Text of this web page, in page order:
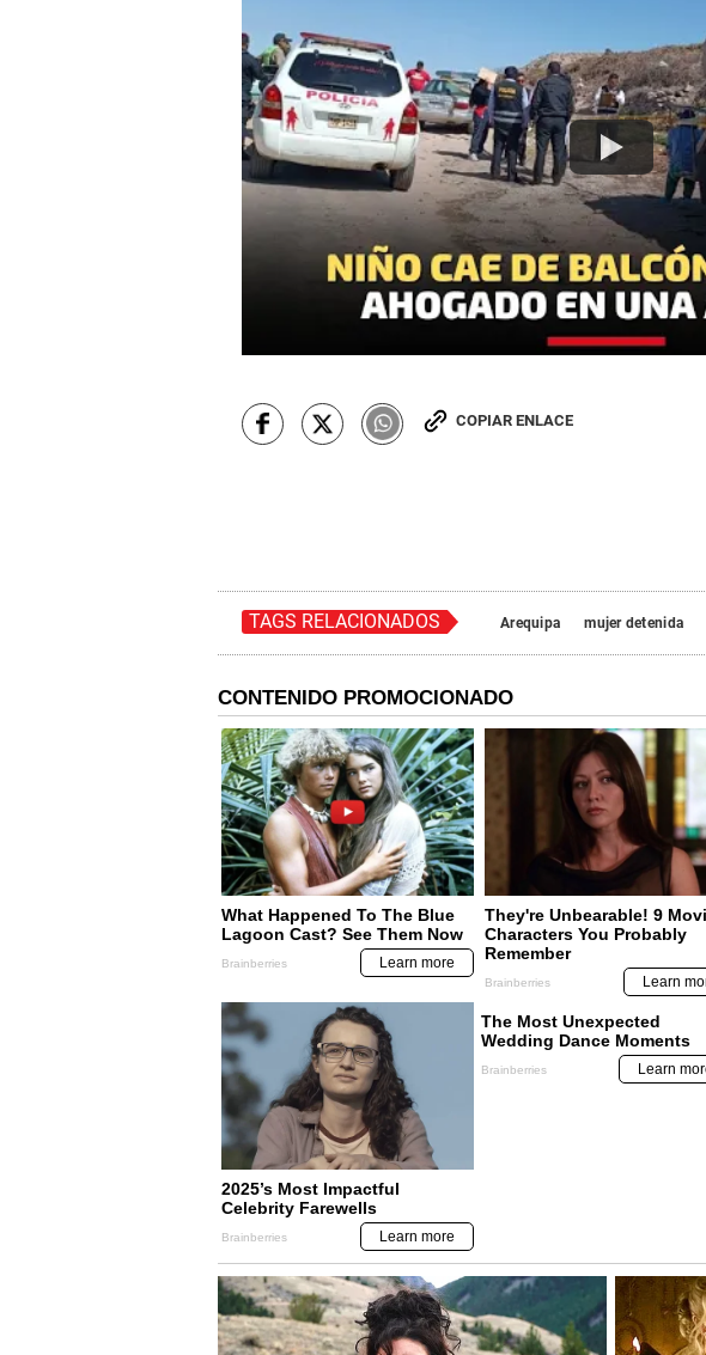
COPIAR ENLACE
TAGS RELACIONADOS Arequipa mujer detenida